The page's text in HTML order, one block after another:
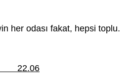
her odası fakat, hepsi toplu.
22.06